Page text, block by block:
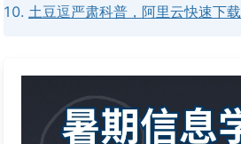
土豆逗严肃科普，阿里云快速下载